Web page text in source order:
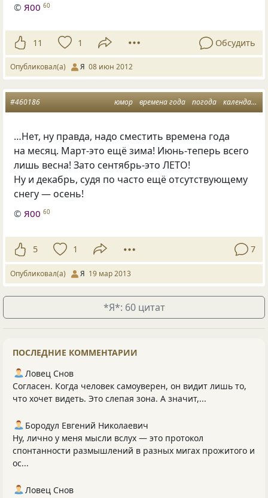
© Я00 60
11 1 Обсудить
Опубликовал(а) Я 08 июн 2012
юмор времена года погода календарь
#460186
…Нет, ну правда, надо сместить времена года
на месяц. Март-это ещё зима! Июнь-теперь всего
лишь весна! Зато сентябрь-это ЛЕТО!
Ну и декабрь, судя по часто ещё отсутствующему
снегу — осень!
© Я00 60
5 1 7
Опубликовал(а) Я 19 мар 2013
*Я*: 60 цитат
ПОСЛЕДНИЕ КОММЕНТАРИИ
Ловец Снов
Согласен. Когда человек самоуверен, он видит лишь то,
что хочет видеть. Это слепая зона. А значит,...
Бородул Евгений Николаевич
Ну, лично у меня мысли вслух — это протокол
спонтанности размышлений в разных мигах прожитого и
ос...
Ловец Снов